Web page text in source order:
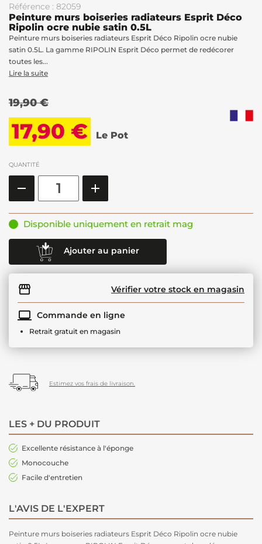
Référence : 82059
Peinture murs boiseries radiateurs Esprit Déco
Ripolin ocre nubie satin 0.5L
Peinture murs boiseries radiateurs Esprit Déco Ripolin ocre nubie
satin 0.5L. La gamme RIPOLIN Esprit Déco permet de redécorer
toutes les...
Lire la suite
19,90 €
17,90 € Le Pot
QUANTITÉ
Disponible uniquement en retrait mag
Ajouter au panier
Vérifier votre stock en magasin
Commande en ligne
Retrait gratuit en magasin
Estimez vos frais de livraison.
LES + DU PRODUIT
Excellente résistance à l'éponge
Monocouche
Facile d'entretien
L'AVIS DE L'EXPERT
Peinture murs boiseries radiateurs Esprit Déco Ripolin ocre nubie